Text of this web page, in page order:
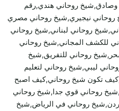
وصادق,شيخ روحاني هندي,رقم
روحاني نيجيري,شيخ روحاني مصري
روحاني لبناني,شيخ روحاني
للكشف المجاني,شيخ روحاني
روحاني للتفريق,شيخ
ليبي,شيخ روحاني لتعليم
تكون شيخ روحاني,كيف اصبح
روحاني قوي جدا,شيخ روحاني
روحاني في الرياض,شيخ